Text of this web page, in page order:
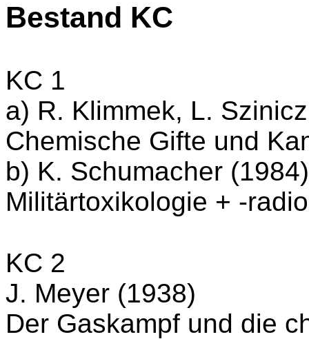
Bestand KC
KC 1
a) R. Klimmek, L.
Chemische Gifte und
b) K. Schumacher (1984)
Militärtoxikologie + -
KC 2
J. Meyer (1938)
Der Gaskampf und die